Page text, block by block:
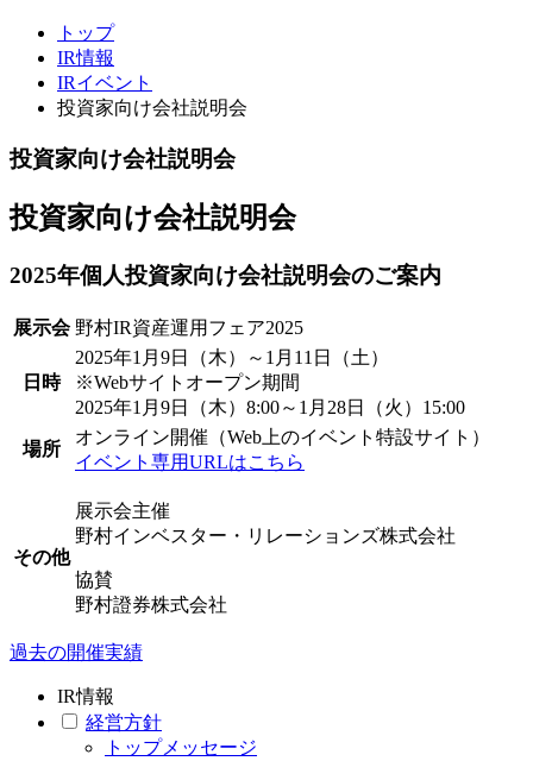
トップ
IR情報
IRイベント
投資家向け会社説明会
投資家向け会社説明会
投資家向け会社説明会
2025年個人投資家向け会社説明会のご案内
展示会 野村IR資産運用フェア2025
日時
2025年1月9日（木）～1月11日（土）
※Webサイトオープン期間
2025年1月9日（木）8:00～1月28日（火）15:00
場所
オンライン開催（Web上のイベント特設サイト）
イベント専用URLはこちら
その他
展示会主催
野村インベスター・リレーションズ株式会社
協賛
野村證券株式会社
過去の開催実績
IR情報
経営方針
トップメッセージ